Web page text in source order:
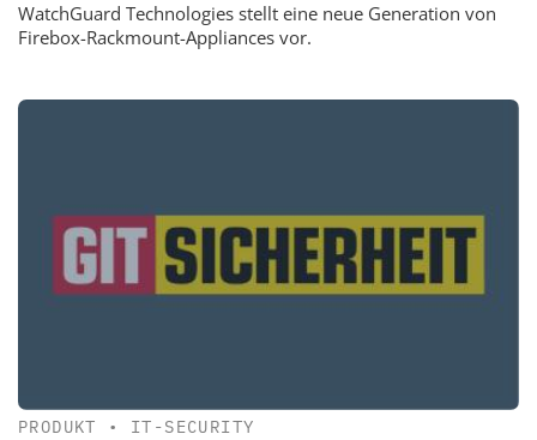
WatchGuard Technologies stellt eine neue Generation von
Firebox-Rackmount-Appliances vor.
PRODUKT • IT-SECURITY